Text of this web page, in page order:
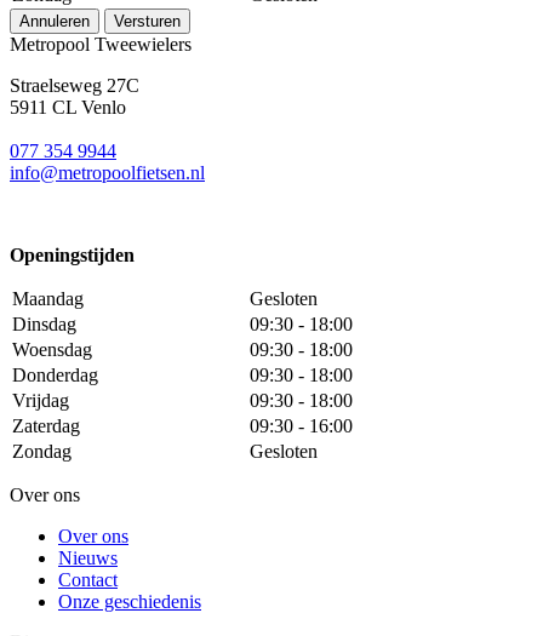
Annuleren Versturen
Metropool Tweewielers
Straelseweg 27C
5911 CL Venlo
077 354 9944
info@metropoolfietsen.nl
Openingstijden
Maandag
Gesloten
Dinsdag
09:30 - 18:00
Woensdag
09:30 - 18:00
Donderdag
09:30 - 18:00
Vrijdag
09:30 - 18:00
Zaterdag
09:30 - 16:00
Zondag
Gesloten
Over ons
Over ons
Nieuws
Contact
Onze geschiedenis